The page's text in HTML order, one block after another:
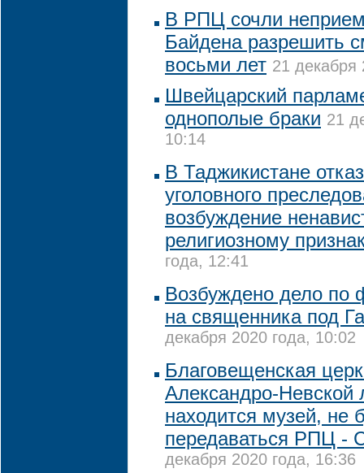
В РПЦ сочли
Байдена разрешить
восьми лет 21 декабря
Швейцарский
однополые браки 21
10:14
В Таджикистане
уголовного
возбуждение
религиозному
года, 12:41
Возбуждено дело по
на священника под
декабря 2020 года, 10:02
Благовещенская
Александро-Невской
находится музей, не
передаваться РПЦ -
декабря 2020 года, 16:36